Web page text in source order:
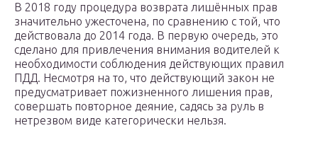
В 2018 году процедура возврата лишённых прав
значительно ужесточена, по сравнению с той, что
действовала до 2014 года. В первую очередь, это
сделано для привлечения внимания водителей к
необходимости соблюдения действующих правил
ПДД. Несмотря на то, что действующий закон не
предусматривает пожизненного лишения прав,
совершать повторное деяние, садясь за руль в
нетрезвом виде категорически нельзя.